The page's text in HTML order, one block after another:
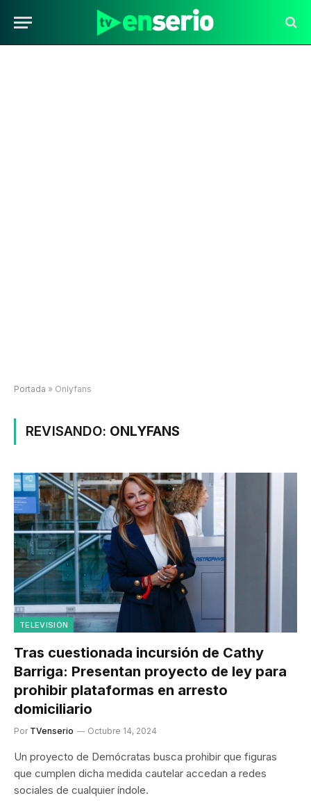
Portada » Onlyfans
REVISANDO: ONLYFANS
TELEVISIÓN
Tras cuestionada incursión de Cathy
Barriga: Presentan proyecto de ley para
prohibir plataformas en arresto
domiciliario
Por TVenserio Octubre 14, 2024
Un proyecto de Demócratas busca prohibir que figuras
que cumplen dicha medida cautelar accedan a redes
sociales de cualquier índole.